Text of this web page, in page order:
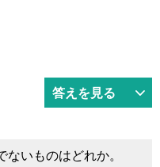
答えを見る
いものはどれか。